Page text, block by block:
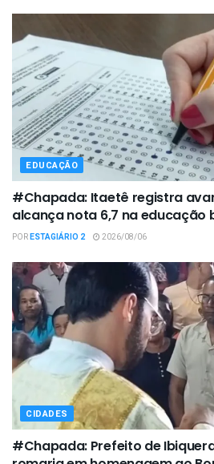
EDUCAÇÃO
#Chapada: Itaetê registra
alcança nota 6,7 na educação
PORESTAGIÁRIO 2 2026/08/06
CIDADES
#Chapada: Prefeito de